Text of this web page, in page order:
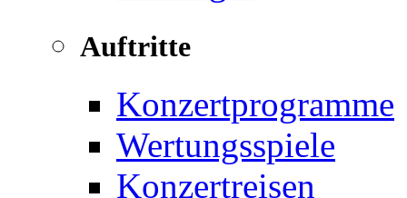
Auftritte
Konzertprogramme
Wertungsspiele
Konzertreisen